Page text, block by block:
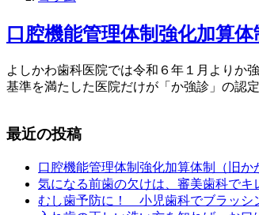
口腔機能管理体制強化加算
よしかわ歯科医院では令和６年１月よりか
基準を満たした医院だけが「か強診」の認
最近の投稿
口腔機能管理体制強化加算体制（旧
気になる前歯の欠けは、審美歯科でキ
むし歯予防に！ 小児歯科でブラッシ